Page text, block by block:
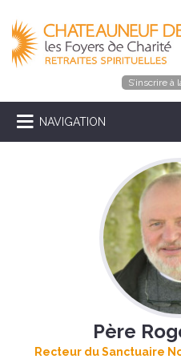
S’inscrire
NAVIGATION
Père
Recteur du Sanctuaire